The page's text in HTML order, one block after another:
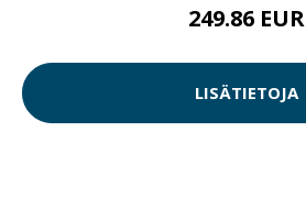
249.86 EUR
LISÄTIETOJA